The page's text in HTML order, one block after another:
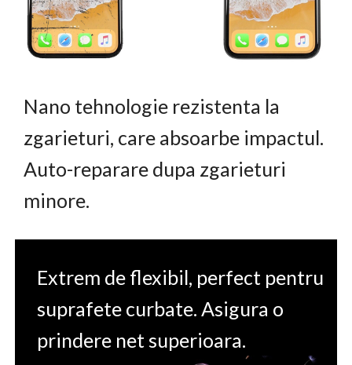
Nano tehnologie rezistenta la
zgarieturi, care absoarbe impactul.
Auto-reparare dupa zgarieturi
minore.
Extrem de flexibil, perfect pentru
suprafete curbate. Asigura o
prindere net superioara.